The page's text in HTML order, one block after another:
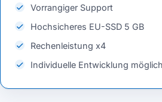
Vorrangiger Support
Hochsicheres EU-SSD 5 GB
Rechenleistung x4
Individuelle Entwicklung